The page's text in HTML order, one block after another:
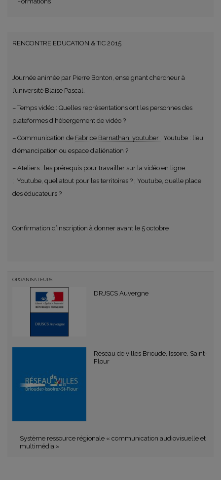
RENCONTRE EDUCATION & TIC 2015
Journée animée par Pierre Bonton, enseignant chercheur à
l’université Blaise Pascal.
– Temps vidéo : Quelles représentations ont les personnes des
plateformes d’hébergement de vidéo ?
– Communication de Fabrice Barnathan, youtuber : Youtube : lieu
d’émancipation ou espace d’aliénation ?
– Ateliers : les prérequis pour travailler sur la vidéo en ligne
; Youtube, quel atout pour les territoires ? ; Youtube, quelle place
des éducateurs ?
Confirmation d’inscription à donner avant le 5 octobre
ORGANISATEURS
DRJSCS Auvergne
Réseau de villes Brioude, Issoire, Saint-
Flour
Système ressource régionale « communication audiovisuelle et
multimédia »